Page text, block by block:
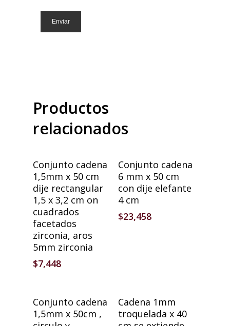
Productos
relacionados
Añadir Al Carrito
Conjunto cadena
1,5mm x 50 cm
dije rectangular
1,5 x 3,2 cm on
cuadrados
facetados
zirconia, aros
5mm zirconia
$7,448
Añadir Al Carrito
Conjunto cadena
6 mm x 50 cm
con dije elefante
4 cm
$23,458
Añadir Al Carrito
Conjunto cadena
1,5mm x 50cm ,
Cadena 1mm
troquelada x 40